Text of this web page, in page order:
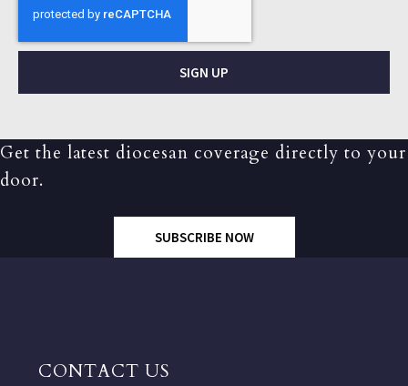
SIGN UP
Get the latest diocesan coverage directly to your
door.
SUBSCRIBE NOW
CONTACT US